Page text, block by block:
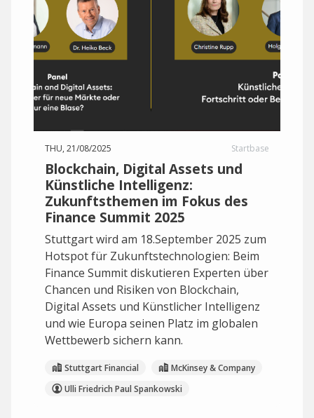
THU, 21/08/2025 Startbase
Blockchain, Digital Assets und
Künstliche Intelligenz:
Zukunftsthemen im Fokus des
Finance Summit 2025
Stuttgart wird am 18.September 2025 zum
Hotspot für Zukunftstechnologien: Beim
Finance Summit diskutieren Experten über
Chancen und Risiken von Blockchain,
Digital Assets und Künstlicher Intelligenz
und wie Europa seinen Platz im globalen
Wettbewerb sichern kann.
Stuttgart Financial
McKinsey & Company
Ulli Friedrich Paul Spankowski